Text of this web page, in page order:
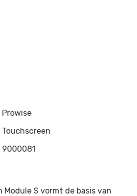
Prowise
Touchscreen
9000081
Module S vormt de basis van